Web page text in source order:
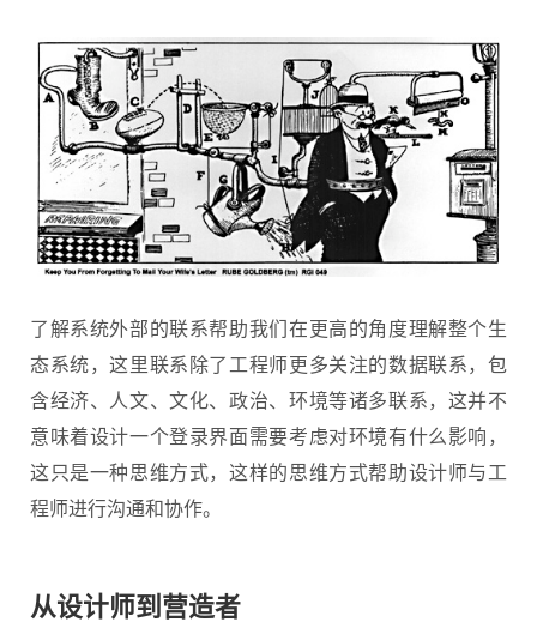
了解系统外部的联系帮助我们在更高的角度理解整个生
态系统，这里联系除了工程师更多关注的数据联系，包
含经济、人文、文化、政治、环境等诸多联系，这并不
意味着设计一个登录界面需要考虑对环境有什么影响，
这只是一种思维方式，这样的思维方式帮助设计师与工
程师进行沟通和协作。
从设计师到营造者